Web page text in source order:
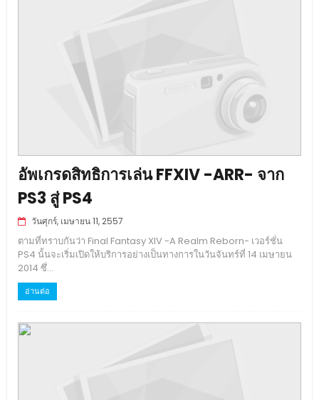
อัพเกรดสิทธิการเล่น FFXIV -ARR- จาก
PS3 สู่ PS4
วันศุกร์, เมษายน 11, 2557
ตามที่ทราบกันว่า Final Fantasy XIV -A Realm Reborn- เวอร์ชั่น
PS4 นั้นจะเริ่มเปิดให้บริการอย่างเป็นทางการในวันจันทร์ที่ 14 เมษายน
2014 ซึ่...
อ่านต่อ